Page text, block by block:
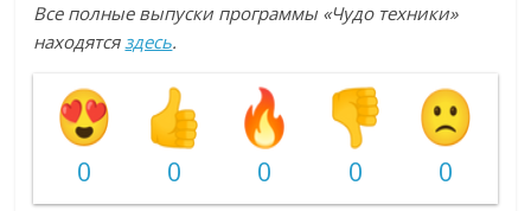
Все полные выпуски программы «Чудо техники»
находятсяздесь.
0 0 0 0 0